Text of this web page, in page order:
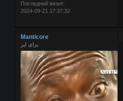
Последний визит:
2024-09-21 17:37:32
Manticore
برای ایر